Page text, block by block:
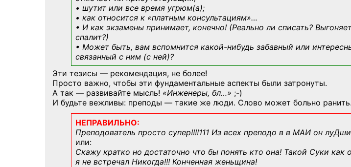
• шутит или все время угрюм(а);
• как относится к «платным консультациям»…
• И как экзамены принимает, конечно! (Реально ли списать?
спалит?)
• Может быть, вам вспомнится какой-нибудь забавный или
связанный с ним (с ней)?
Эти тезисы — рекомендация, не более!
Просто важно, чтобы эти фундаментальные аспекты были затронуты.
А так — развивайте мысль! «Инженеры, бл…» ;-)
И будьте вежливы: преподы — такие же люди. Слово может больно ранить.
НЕПРАВИЛЬНО:
Преподователь просто супер!!!!111 Из всех преподо в в МАИ он
или:
Скажу кратко но достаточно что бы понять кто она! Такой Суки как
я не встречал Никогда!!! Конченная женьщина!